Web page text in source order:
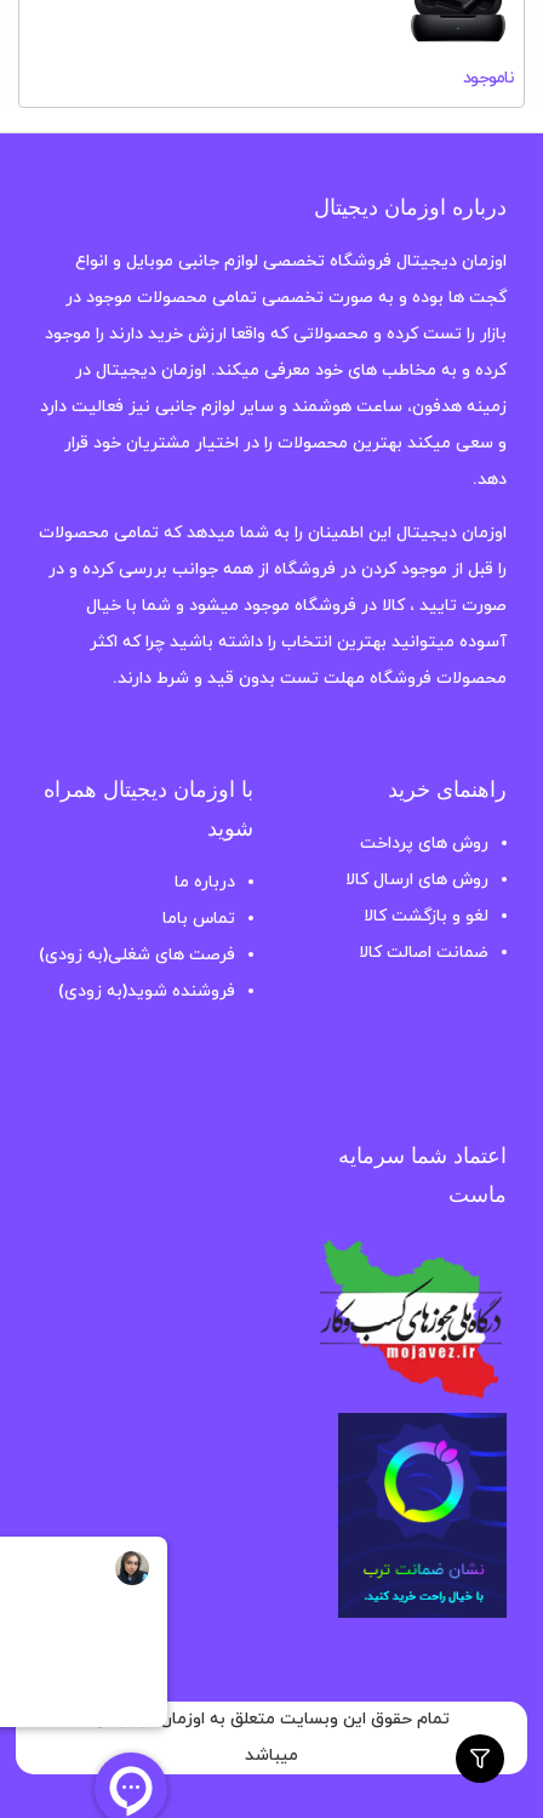
ناموجود
درباره اوزمان دیجیتال
اوزمان دیجیتال فروشگاه تخصصی لوازم جانبی موبایل و انواع
گجت ها بوده و به صورت تخصصی تمامی محصولات موجود در
بازار را تست کرده و محصولاتی که واقعا ارزش خرید دارند را موجود
کرده و به مخاطب های خود معرفی میکند. اوزمان دیجیتال در
زمینه هدفون، ساعت هوشمند و سایر لوازم جانبی نیز فعالیت دارد
و سعی میکند بهترین محصولات را در اختیار مشتریان خود قرار
دهد.
اوزمان دیجیتال این اطمینان را به شما میدهد که تمامی محصولات
را قبل از موجود کردن در فروشگاه از همه جوانب بررسی کرده و در
صورت تایید ، کالا در فروشگاه موجود میشود و شما با خیال
آسوده میتوانید بهترین انتخاب را داشته باشید چرا که اکثر
محصولات فروشگاه مهلت تست بدون قید و شرط دارند.
راهنمای خرید
روش های پرداخت
روش های ارسال کالا
لغو و بازگشت کالا
ضمانت اصالت کالا
با اوزمان دیجیتال همراه
شوید
درباره ما
تماس باما
فرصت های شغلی(به زودی)
فروشنده شوید(به زودی)
اعتماد شما سرمایه
ماست
تمام حقوق این وبسایت متعلق به اوزمان دیجیتال
میباشد